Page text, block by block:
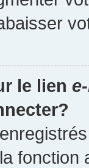
le lien
fonction